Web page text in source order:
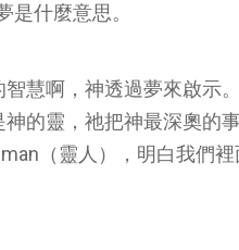
什麼意思。
慧啊，神透過夢來啟示
的靈，祂把神最深奧的
（靈人），明白我們